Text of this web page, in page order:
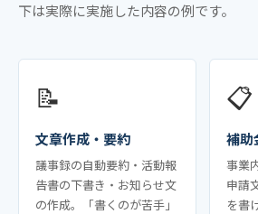
下は実際に実施した内容の例です。
📝
文章作成・要約
議事録の自動要約・活動報
告書の下書き・お知らせ文
の作成。「書くのが苦手」
📋
補助
事業
申請
を書